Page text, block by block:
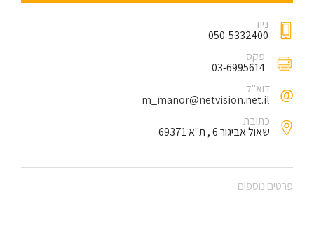
נייד
050-5332400
פקס
03-6995614
דוא"ל
m_manor@netvision.net.il
כתובת
שאול אביגור 6 , ת"א 69371
פרטים נוספים